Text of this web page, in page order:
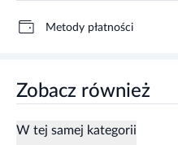
Metody płatności
Zobacz również
W tej samej kategorii